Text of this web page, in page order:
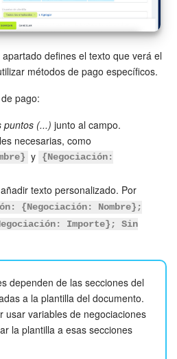
apartado defines el texto que verá el
métodos de pago específicos.
pago:
puntos (...) junto al campo.
necesarias, como
y
{Negociación:
texto personalizado. Por
{Negociación: Nombre};
Importe}; Sin
dependen de las secciones del
a la plantilla del documento.
usar variables de negociaciones
la plantilla a esas secciones